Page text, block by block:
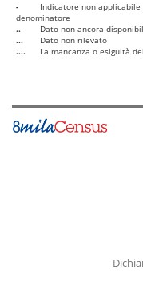
-
Indicatore non
denominatore
..
Dato non ancora
...
Dato non rilevato
....
La mancanza o esiguità